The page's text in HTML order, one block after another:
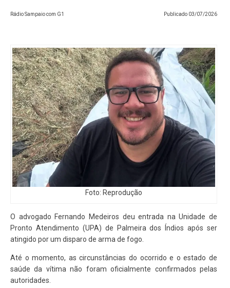
Rádio Sampaio com G1 Publicado 03/07/2026
Foto: Reprodução
O advogado Fernando Medeiros deu entrada na Unidade de
Pronto Atendimento (UPA) de Palmeira dos Índios após ser
atingido por um disparo de arma de fogo.
Até o momento, as circunstâncias do ocorrido e o estado de
saúde da vítima não foram oficialmente confirmados pelas
autoridades.